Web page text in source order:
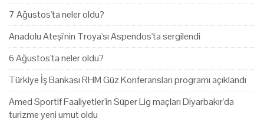
7 Ağustos'ta neler oldu?
Anadolu Ateşi'nin Troya'sı Aspendos'ta sergilendi
6 Ağustos'ta neler oldu?
Türkiye İş Bankası RHM Güz Konferansları programı açıklandı
Amed Sportif Faaliyetler'in Süper Lig maçları Diyarbakır'da
turizme yeni umut oldu